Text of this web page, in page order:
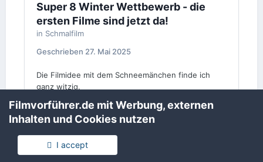
Super 8 Winter Wettbewerb - die
ersten Filme sind jetzt da!
in Schmalfilm
Geschrieben 27. Mai 2025
Die Filmidee mit dem Schneemänchen finde ich
ganz witzig.
Film für die Totale bei Super 8. Und das sollte man
beim Filmen wissen und berücksichtigen. Und
warum man bei den meisten Abtastungen die Perfo
und das Bildfenster sehen muss, ist für mich auch
unbegreiflich. Ein richtig gekaschtes Bild wäre mir
Filmvorführer.de mit Werbung, externen
Inhalten und Cookies nutzen
I accept